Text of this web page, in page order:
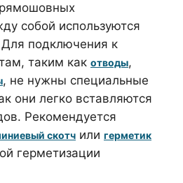
собой используются
Для подключения к
таким как отводы,
, не нужны специальные
они легко вставляются
Рекомендуется
скотч или герметик
герметизации